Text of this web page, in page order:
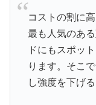
コストの割に
最も人気のあ
ドにもスポッ
ります。そこ
し強度を下げ